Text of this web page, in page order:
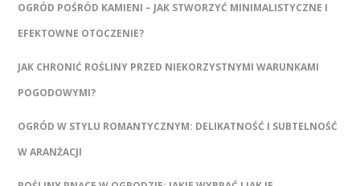
OGRÓD POŚRÓD KAMIENI – JAK STWORZYĆ MINIMALISTYCZNE I
EFEKTOWNE OTOCZENIE?
JAK CHRONIĆ ROŚLINY PRZED NIEKORZYSTNYMI WARUNKAMI
POGODOWYMI?
OGRÓD W STYLU ROMANTYCZNYM: DELIKATNOŚĆ I SUBTELNOŚĆ
W ARANŻACJI